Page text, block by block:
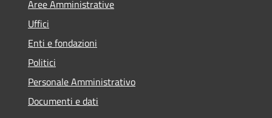
Aree Amministrative
Uffici
Enti e fondazioni
Politici
Personale Amministrativo
Documenti e dati